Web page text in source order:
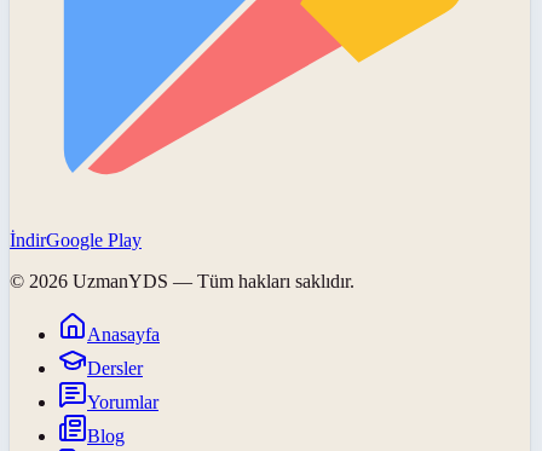
İndirGoogle Play
© 2026 UzmanYDS — Tüm hakları saklıdır.
Anasayfa
Dersler
Yorumlar
Blog